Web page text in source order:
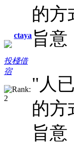
ctaya
投棧借
宿
的方
旨
"人
的方
旨